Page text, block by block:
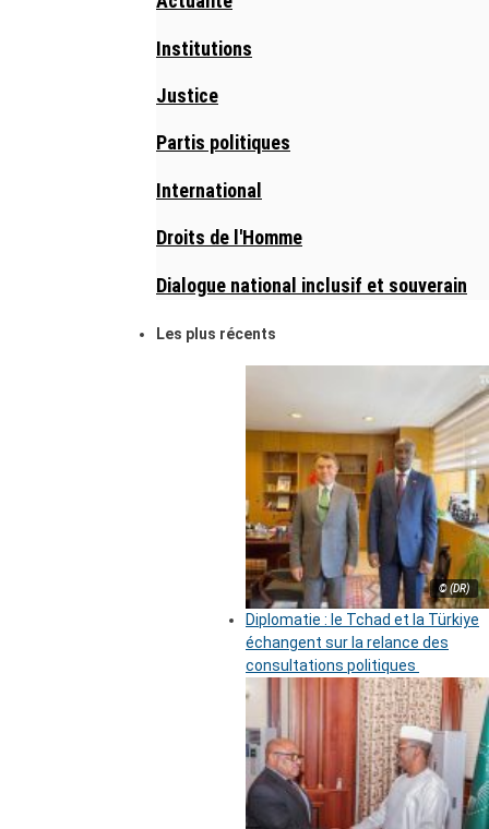
Institutions
Justice
Partis politiques
International
Droits de l'Homme
Dialogue national inclusif et souverain
Les plus récents
© (DR)
Diplomatie : le Tchad et la Türkiye
échangent sur la relance des
consultations politiques